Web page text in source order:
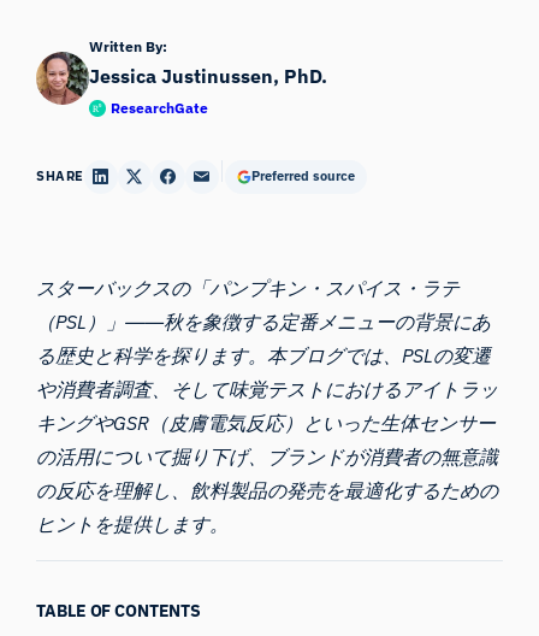
Written By:
Jessica Justinussen, PhD.
ResearchGate
SHARE Preferred source
スターバックスの「パンプキン・スパイス・ラテ
（PSL）」――秋を象徴する定番メニューの背景にあ
る歴史と科学を探ります。本ブログでは、PSLの変遷
や消費者調査、そして味覚テストにおけるアイトラッ
キングやGSR（皮膚電気反応）といった生体センサー
の活用について掘り下げ、ブランドが消費者の無意識
の反応を理解し、飲料製品の発売を最適化するための
ヒントを提供します。
TABLE OF CONTENTS